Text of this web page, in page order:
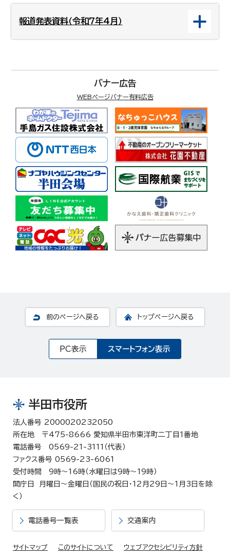
報道発表資料（令和7年4月）
バナー広告
WEBページバナー有料広告
前のページへ戻る トップページへ戻る
PC表示 スマートフォン表示
半田市役所
法人番号 2000020232050
所在地 〒475-8666 愛知県半田市東洋町二丁目1番地
電話番号 0569-21-3111（代表）
ファクス番号 0569-23-6061
受付時間 9時～16時（水曜日は9時～19時）
開庁日 月曜日～金曜日（国民の祝日・12月29日～1月3日を除
く）
電話番号一覧表 交通案内
サイトマップ このサイトについて ウェブアクセシビリティ方針